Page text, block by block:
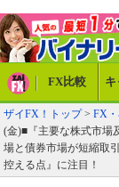
FX比較
ザイFX！トップ> FX
(金)■『主要な株式市場
場と債券市場が短縮取
控える点』に注目！